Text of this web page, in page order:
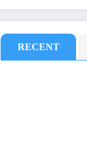
RECENT